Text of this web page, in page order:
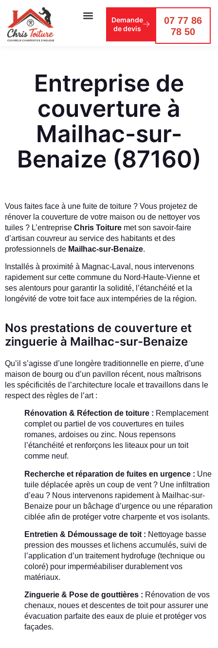
07 77 86
78 50
Demande
de devis
Entreprise de
couverture à
Mailhac-sur-
Benaize (87160)
Vous faites face à une fuite de toiture ? Vous projetez de
rénover la couverture de votre maison ou de nettoyer vos
tuiles ? L’entreprise Chris Toiture met son savoir-faire
d’artisan couvreur au service des habitants et des
professionnels de Mailhac-sur-Benaize.
Installés à proximité à Magnac-Laval, nous intervenons
rapidement sur cette commune du Nord-Haute-Vienne et
ses alentours pour garantir la solidité, l’étanchéité et la
longévité de votre toit face aux intempéries de la région.
Nos prestations de couverture et
zinguerie à Mailhac-sur-Benaize
Qu’il s’agisse d’une longère traditionnelle en pierre, d’une
maison de bourg ou d’un pavillon récent, nous maîtrisons
les spécificités de l’architecture locale et travaillons dans le
respect des règles de l’art :
Rénovation & Réfection de toiture : Remplacement
complet ou partiel de vos couvertures en tuiles
romanes, ardoises ou zinc. Nous repensons
l’étanchéité et renforçons les liteaux pour un toit
comme neuf.
Recherche et réparation de fuites en urgence : Une
tuile déplacée après un coup de vent ? Une infiltration
d’eau ? Nous intervenons rapidement à Mailhac-sur-
Benaize pour un bâchage d’urgence ou une réparation
ciblée afin de protéger votre charpente et vos isolants.
Entretien & Démoussage de toit : Nettoyage basse
pression des mousses et lichens accumulés, suivi de
l’application d’un traitement hydrofuge (technique ou
coloré) pour imperméabiliser durablement vos
matériaux.
Zinguerie & Pose de gouttières : Rénovation de vos
chenaux, noues et descentes de toit pour assurer une
évacuation parfaite des eaux de pluie et protéger vos
façades.